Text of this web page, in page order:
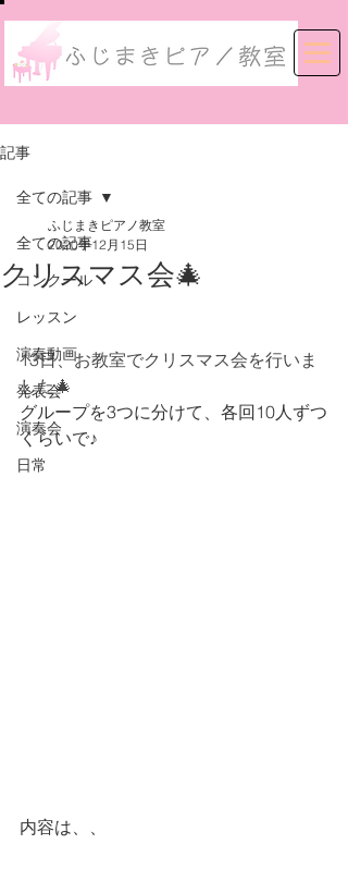
記事
全ての記事
コンクール
レッスン
演奏動画
発表会
演奏会
日常
全ての記事
クリスマス会🎄
ふじまきピアノ教室
2020年12月15日
13日、お教室でクリスマス会を行いま
した🎄
グループを3つに分けて、各回10人ずつ
くらいで♪
内容は、、